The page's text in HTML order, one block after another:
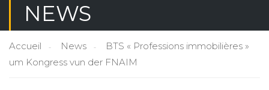
NEWS
Accueil News
BTS « Professions immobilières »
um Kongress vun der FNAIM